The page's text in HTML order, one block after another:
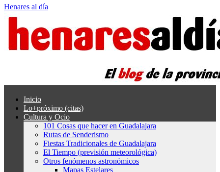
Henares al día
Inicio
Lo+próximo (citas)
Cultura y Ocio
101 Cosas que hacer en Guadalajara
Rutas de Senderismo
Fiestas Tradicionales de Guadalajara
El Tiempo (previsión meteorológica)
Otros fenómenos astronómicos
Mapas Estelares